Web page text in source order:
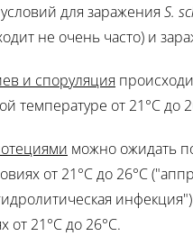
для заражения S.
не очень часто) и
и споруляция
температуре от 21°C до
можно ожидать
от 21°C до 26°C
от 21°C до 26°C.